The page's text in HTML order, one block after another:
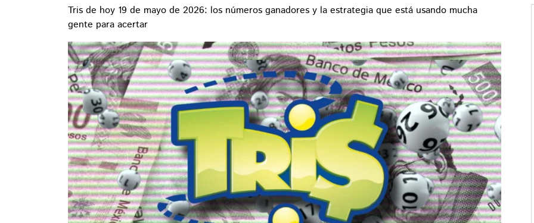
Tris de hoy 19 de mayo de 2026: los números ganadores y la estrategia que está usando mucha
gente para acertar